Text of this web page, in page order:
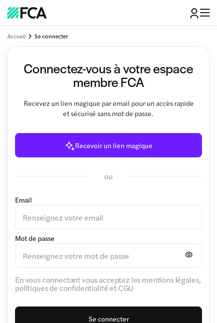
Accueil Se connecter
Connectez-vous à votre espace
membre FCA
Recevez un lien magique par email pour un accès rapide
et sécurisé sans mot de passe.
Recevoir un lien magique
ou
Email
Mot de passe
En vous connectant vous acceptez les mentions légales,
politiques de confidentialité et CGU
Se connecter